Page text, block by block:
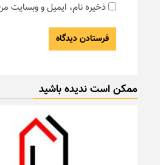
ذخیره نام، ایمیل و وبسایت
ممکن است ندیده باشید